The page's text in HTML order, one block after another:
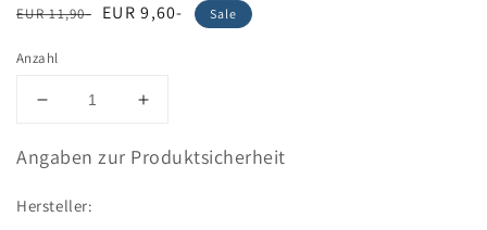
Normaler
EUR 11,90- Verkaufspreis
EUR 9,60- Sale
Anzahl
Verringere
Menge
Schiebefach
Erhöhe
Menge
Angaben zur Produktsicherheit
Hersteller: